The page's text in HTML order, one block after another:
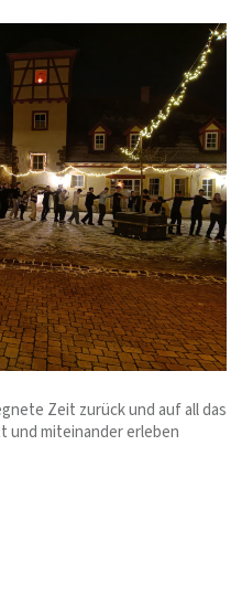
Zeit zurück und auf all das
und miteinander erleben